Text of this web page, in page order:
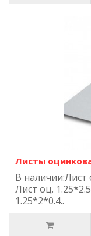
Листы
В наличии:Лист
Лист оц.
1.25*2*0.4..